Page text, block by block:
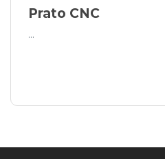
Prato CNC
...